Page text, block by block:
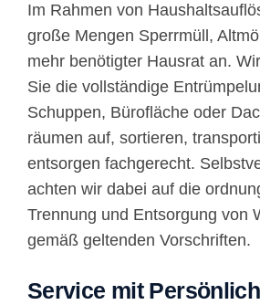
Im Rahmen von
große Mengen Sperrmüll,
mehr benötigter Hausrat an.
Sie die vollständige
Schuppen, Bürofläche oder
räumen auf, sortieren,
entsorgen fachgerecht.
achten wir dabei auf die
Trennung und Entsorgung von
gemäß geltenden Vorschriften.
Service mit